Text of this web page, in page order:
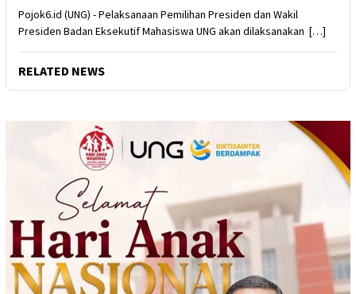
Pojok6.id (UNG) - Pelaksanaan Pemilihan Presiden dan Wakil
Presiden Badan Eksekutif Mahasiswa UNG akan dilaksanakan […]
RELATED NEWS